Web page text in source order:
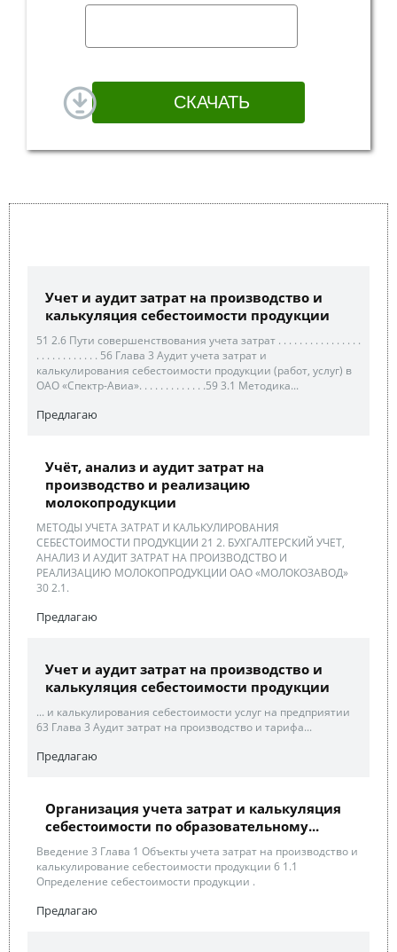
Учет и аудит затрат на производство и
калькуляция себестоимости продукции
51 2.6 Пути совершенствования учета затрат . . . . . . . . . . . . . . . .
. . . . . . . . . . . . 56 Глава 3 Аудит учета затрат и
калькулирования себестоимости продукции (работ, услуг) в
ОАО «Спектр-Авиа». . . . . . . . . . . . .59 3.1 Методика...
Предлагаю
Учёт, анализ и аудит затрат на
производство и реализацию
молокопродукции
МЕТОДЫ УЧЕТА ЗАТРАТ И КАЛЬКУЛИРОВАНИЯ
СЕБЕСТОИМОСТИ ПРОДУКЦИИ 21 2. БУХГАЛТЕРСКИЙ УЧЕТ,
АНАЛИЗ И АУДИТ ЗАТРАТ НА ПРОИЗВОДСТВО И
РЕАЛИЗАЦИЮ МОЛОКОПРОДУКЦИИ ОАО «МОЛОКОЗАВОД»
30 2.1.
Предлагаю
Учет и аудит затрат на производство и
калькуляция себестоимости продукции
... и калькулирования себестоимости услуг на предприятии
63 Глава 3 Аудит затрат на производство и тарифа...
Предлагаю
Организация учета затрат и калькуляция
себестоимости по образовательному...
Введение 3 Глава 1 Объекты учета затрат на производство и
калькулирование себестоимости продукции 6 1.1
Определение себестоимости продукции .
Предлагаю